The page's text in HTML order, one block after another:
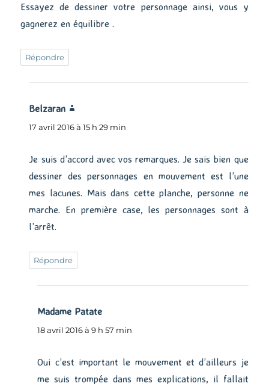
Essayez de dessiner votre personnage ainsi, vous y
gagnerez en équilibre .
Répondre
Belzaran
17 avril 2016 à 15 h 29 min
Je suis d’accord avec vos remarques. Je sais bien que
dessiner des personnages en mouvement est l’une
mes lacunes. Mais dans cette planche, personne ne
marche. En première case, les personnages sont à
l’arrêt.
Répondre
Madame Patate
18 avril 2016 à 9 h 57 min
Oui c’est important le mouvement et d’ailleurs je
me suis trompée dans mes explications, il fallait